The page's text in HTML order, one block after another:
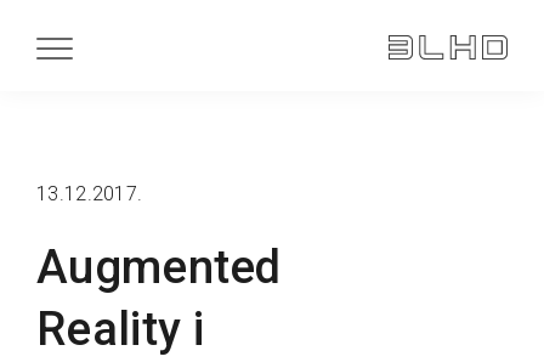
Augmented
Reality i
13.12.2017.